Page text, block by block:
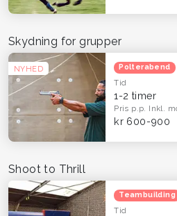
NYHED
Skydning for grupper
Polterabend
Tid
1-2 timer
Pris p.p. Inkl.
kr 600-900
Shoot to Thrill
Teambuilding
Tid